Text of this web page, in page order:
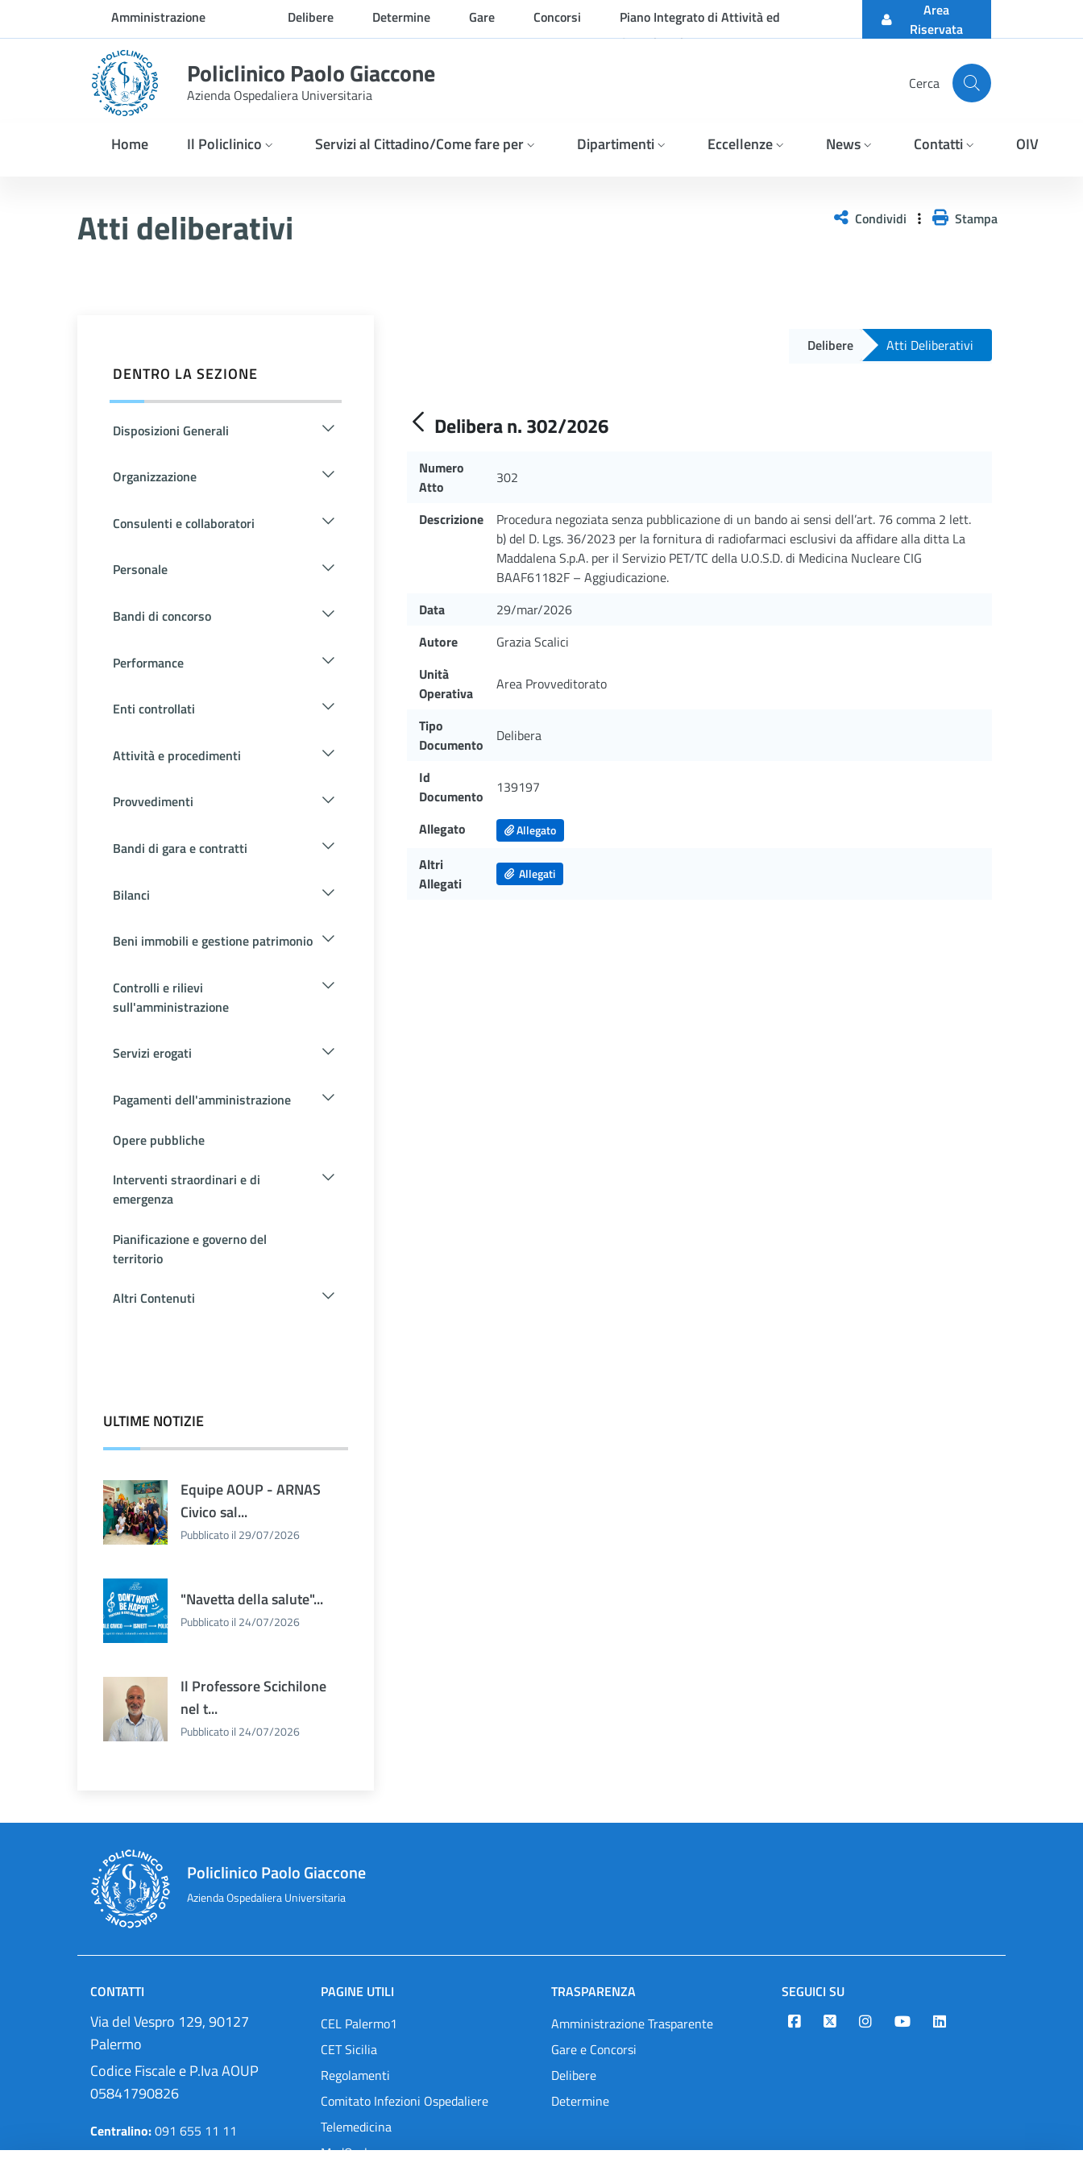
Skip to Main ContentAmministrazione
trasparente
Delibere Determine Gare Concorsi
Piano Integrato di Attività ed
Organizzazione
Area
Riservata
Policlinico Paolo Giaccone
Azienda Ospedaliera Universitaria
Cerca
Home Il Policlinico Servizi al Cittadino/Come fare per Dipartimenti Eccellenze News Contatti OIV
Atti deliberativi Condividi Stampa
DENTRO LA SEZIONE
Disposizioni Generali
Organizzazione
Consulenti e collaboratori
Personale
Bandi di concorso
Performance
Enti controllati
Attività e procedimenti
Provvedimenti
Bandi di gara e contratti
Bilanci
Beni immobili e gestione patrimonio
Controlli e rilievi
sull'amministrazione
Servizi erogati
Pagamenti dell'amministrazione
Opere pubbliche
Interventi straordinari e di
emergenza
Pianificazione e governo del
territorio
Altri Contenuti
ULTIME NOTIZIE
Equipe AOUP - ARNAS
Civico sal...
Pubblicato il 29/07/2026
"Navetta della salute"...
Pubblicato il 24/07/2026
Il Professore Scichilone
nel t...
Pubblicato il 24/07/2026
Delibere Atti Deliberativi
Delibera n. 302/2026
Numero
Atto
302
Descrizione
Procedura negoziata senza pubblicazione di un bando ai sensi dell’art. 76 comma 2 lett.
b) del D. Lgs. 36/2023 per la fornitura di radiofarmaci esclusivi da affidare alla ditta La
Maddalena S.p.A. per il Servizio PET/TC della U.O.S.D. di Medicina Nucleare CIG
BAAF61182F – Aggiudicazione.
Data
29/mar/2026
Autore
Grazia Scalici
Unità
Operativa
Area Provveditorato
Tipo
Documento
Delibera
Id
Documento
139197
Allegato Allegato
Altri
Allegati
Allegati
Policlinico Paolo Giaccone
Azienda Ospedaliera Universitaria
CONTATTI
Via del Vespro 129, 90127
Palermo
Codice Fiscale e P.Iva AOUP
05841790826
Centralino:091 655 11 11
Pec:protocollo@cert.policlinico.pa.it
PAGINE UTILI
CEL Palermo1
CET Sicilia
Regolamenti
Comitato Infezioni Ospedaliere
Telemedicina
MedOral
TRASPARENZA
Amministrazione Trasparente
Gare e Concorsi
Delibere
Determine
SEGUICI SU
Designers Italia
TwitterInstagramYoutubeLinkedin